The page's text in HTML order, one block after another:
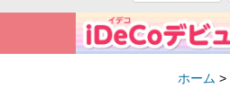
ホーム >